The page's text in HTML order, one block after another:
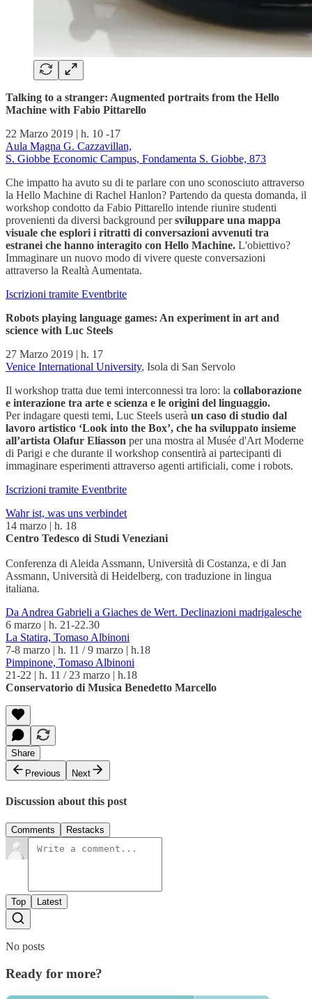
Talking to a stranger: Augmented portraits from the Hello
Machine with Fabio Pittarello
22 Marzo 2019 | h. 10 -17
Aula Magna G. Cazzavillan,
S. Giobbe Economic Campus, Fondamenta S. Giobbe, 873
Che impatto ha avuto su di te parlare con uno sconosciuto attraverso
la Hello Machine di Rachel Hanlon? Partendo da questa domanda, il
workshop condotto da Fabio Pittarello intende riunire studenti
provenienti da diversi background persviluppare una mappa
visuale che esplori i ritratti di conversazioni avvenuti tra
estranei che hanno interagito con Hello Machine. L'obiettivo?
Immaginare un nuovo modo di vivere queste conversazioni
attraverso la Realtà Aumentata.
Iscrizioni tramite Eventbrite
Robots playing language games: An experiment in art and
science with Luc Steels
27 Marzo 2019 | h. 17
Venice International University, Isola di San Servolo
Il workshop tratta due temi interconnessi tra loro​:​ la collaborazione
e interazione tra arte e scienza​ e le origini del linguaggio​.
​Per indagare questi temi,​ Luc Steels userà un caso di studio dal
lavoro artistico ‘Look into the Box’, che ha sviluppato insieme
all’artista Olafur Eliasson per una mostra al Musée d'Art Moderne
di Parigi​ e che durante il workshop consentirà ai partecipanti di
immaginare esperimenti attraverso agenti artificiali, come i robots.
Iscrizioni tramite Eventbrite
Wahr ist, was uns verbindet
14 marzo | h. 18
Centro Tedesco di Studi Veneziani
Conferenza di Aleida Assmann, Università di Costanza, e di Jan
Assmann, Università di Heidelberg, con traduzione in lingua
italiana.
Da Andrea Gabrieli a Giaches de Wert. Declinazioni madrigalesche
6 marzo | h. 21-22.30
La Statira, Tomaso Albinoni
7-8 marzo | h. 11 / 9 marzo | h.18
Pimpinone, Tomaso Albinoni
21-22 | h. 11 / 23 marzo | h.18
Conservatorio di Musica Benedetto Marcello
Share
Previous
Next
Discussion about this post
Comments Restacks
Top Latest
No posts
Ready for more?